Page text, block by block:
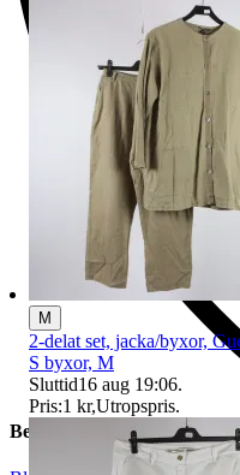
Beskrivning
M
2-delat set, jacka/byxor,
S byxor, M
Sluttid16 aug 19:06.
Pris:1 kr,Utropspris.